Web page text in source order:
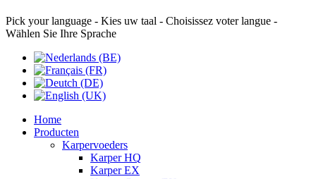
Pick your language - Kies uw taal - Choisissez voter langue -
Wählen Sie Ihre Sprache
Home
Producten
Karpervoeders
Karper HQ
Karper EX